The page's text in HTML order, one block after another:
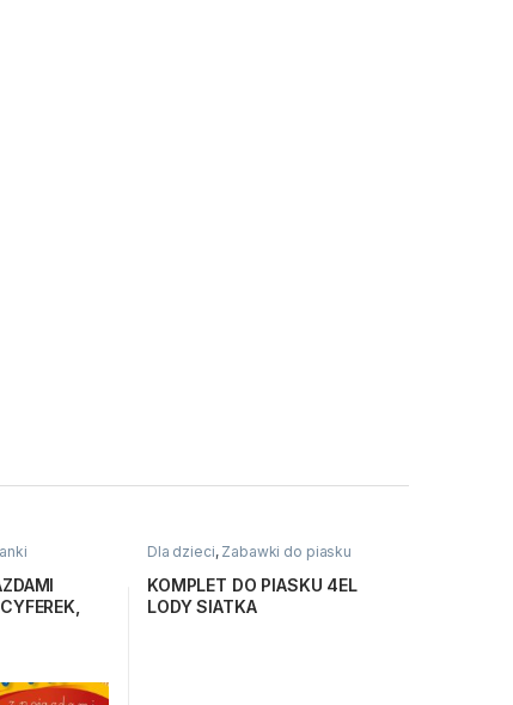
Dla dzieci, Zabawki do piasku
KOMPLET DO PIASKU 4EL
LODY SIATKA